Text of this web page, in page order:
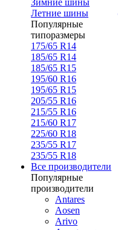
Зимние шины
Летние шины
Популярные
типоразмеры
175/65 R14
185/65 R14
185/65 R15
195/60 R16
195/65 R15
205/55 R16
215/55 R16
215/60 R17
225/60 R18
235/55 R17
235/55 R18
Все производители
Популярные
производители
Antares
Aosen
Arivo